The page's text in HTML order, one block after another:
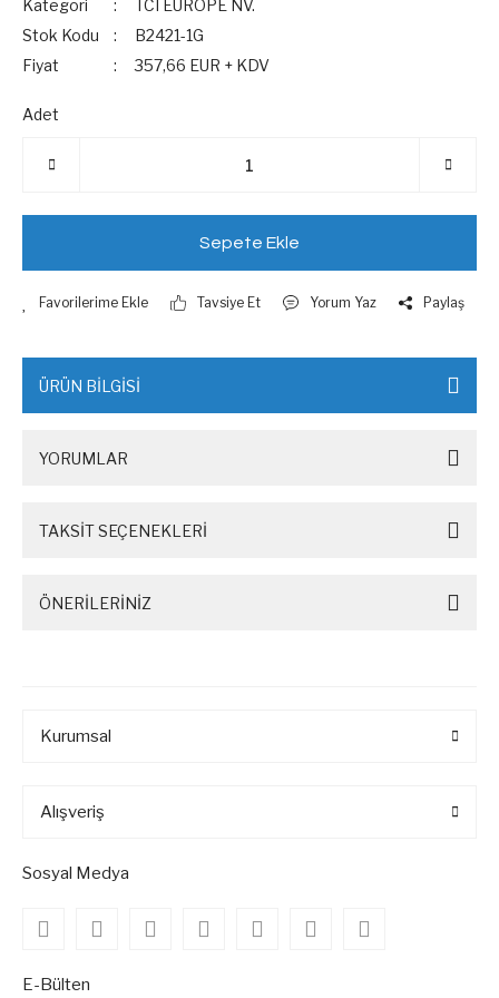
Kategori
TCI EUROPE NV.
Stok Kodu
B2421-1G
Fiyat
357,66 EUR + KDV
Adet
Sepete Ekle
Tavsiye Et Yorum Yaz Paylaş
ÜRÜN BİLGİSİ
YORUMLAR
TAKSİT SEÇENEKLERİ
ÖNERİLERİNİZ
Kurumsal
Alışveriş
Sosyal Medya
E-Bülten